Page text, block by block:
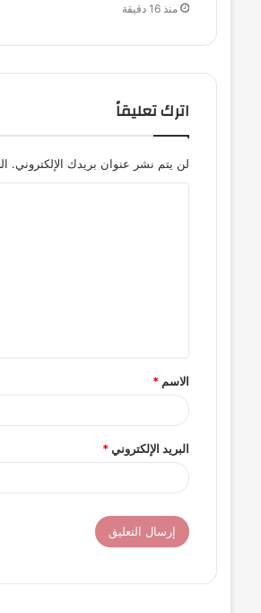
منذ 16 دقيقة
اترك تعليقاً
لن يتم نشر عنوان بريدك الإلكتروني.
ق
*
الاسم *
البريد الإلكتروني*